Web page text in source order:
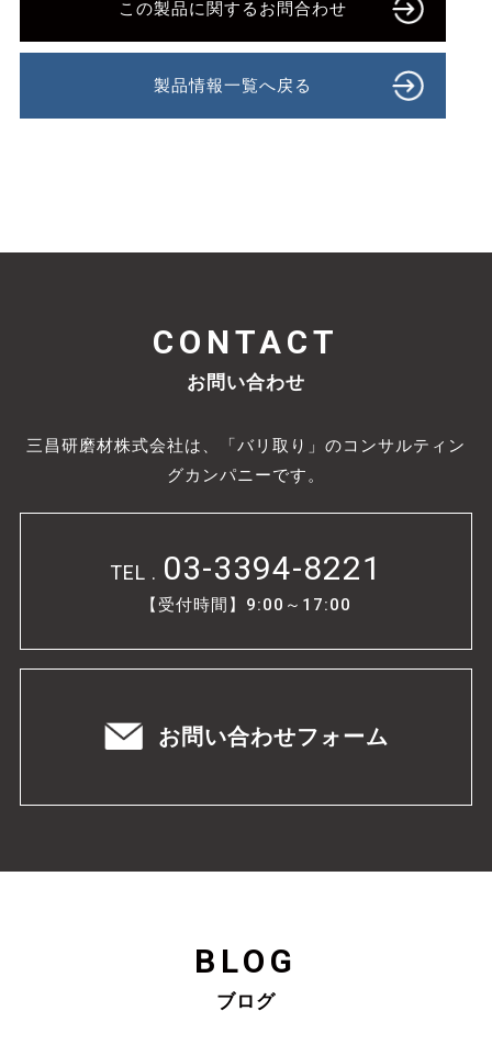
この製品に関するお問合わせ
製品情報一覧へ戻る
CONTACT
お問い合わせ
三昌研磨材株式会社は、「バリ取り」のコンサルティン
グカンパニーです。
TEL . 03-3394-8221
【受付時間】9:00～17:00
お問い合わせフォーム
BLOG
ブログ